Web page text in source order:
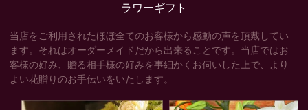
ラワーギフト
当店をご利用されたほぼ全てのお客様から感動の声を頂戴してい
ます。それはオーダーメイドだから出来ることです。当店ではお
客様の好み、贈る相手様の好みを事細かくお伺いした上で、より
よい花贈りのお手伝いをいたします。